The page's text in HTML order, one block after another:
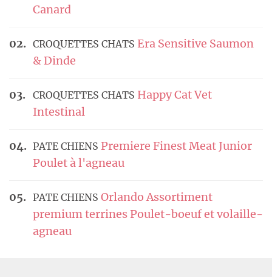
Canard
CROQUETTES CHATS Era Sensitive Saumon
& Dinde
CROQUETTES CHATS Happy Cat Vet
Intestinal
PATE CHIENS Premiere Finest Meat Junior
Poulet à l'agneau
PATE CHIENS Orlando Assortiment
premium terrines Poulet-boeuf et volaille-
agneau